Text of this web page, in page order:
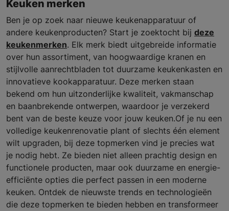
Keuken merken
Ben je op zoek naar nieuwe keukenapparatuur of
andere keukenproducten? Start je zoektocht bij deze
keukenmerken. Elk merk biedt uitgebreide informatie
over hun assortiment, van hoogwaardige kranen en
stijlvolle aanrechtbladen tot duurzame keukenkasten en
innovatieve kookapparatuur. Deze merken staan
bekend om hun uitzonderlijke kwaliteit, vakmanschap
en baanbrekende ontwerpen, waardoor je verzekerd
bent van de beste keuze voor jouw keuken.Of je nu een
volledige keukenrenovatie plant of slechts één element
wilt upgraden, bij deze topmerken vind je precies wat
je nodig hebt. Ze bieden niet alleen prachtig design en
functionele producten, maar ook duurzame en energie-
efficiënte opties die perfect passen in een moderne
keuken. Ontdek de nieuwste trends en technologieën
die deze topmerken te bieden hebben en transformeer